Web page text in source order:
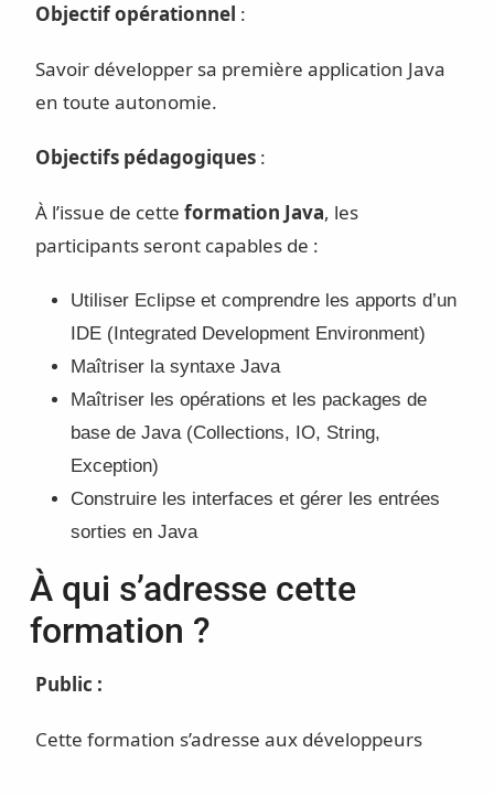
Objectif opérationnel :
Savoir développer sa première application Java
en toute autonomie.
Objectifs pédagogiques:
À l’issue de cette formation Java, les
participants seront capables de :
Utiliser Eclipse et comprendre les apports d’un
IDE (Integrated Development Environment)
Maîtriser la syntaxe Java
Maîtriser les opérations et les packages de
base de Java (Collections, IO, String,
Exception)
Construire les interfaces et gérer les entrées
sorties en Java
À qui s’adresse cette
formation ?
Public :
Cette formation s’adresse aux développeurs